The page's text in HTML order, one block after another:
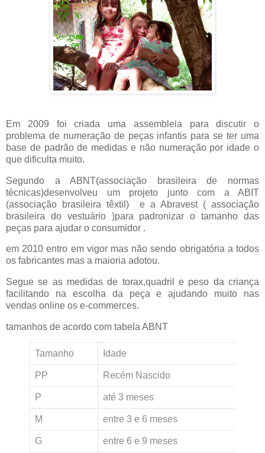
Em 2009 foi criada uma assembleia para discutir o
problema de numeração de peças infantis para se ter uma
base de padrão de medidas e não numeração por idade o
que dificulta muito.
Segundo a ABNT(associação brasileira de normas
técnicas)desenvolveu um projeto junto com a ABIT
(associação brasileira têxtil) e a Abravest ( associação
brasileira do vestuário )para padronizar o tamanho das
peças para ajudar o consumidor .
em 2010 entro em vigor mas não sendo obrigatória a todos
os fabricantes mas a maioria adotou.
Segue se as medidas de torax,quadril e peso da criança
facilitando na escolha da peça e ajudando muito nas
vendas online os e-commerces.
tamanhos de acordo com tabela ABNT
Tamanho Idade
PP Recém Nascido
P até 3 meses
M entre 3 e 6 meses
G entre 6 e 9 meses